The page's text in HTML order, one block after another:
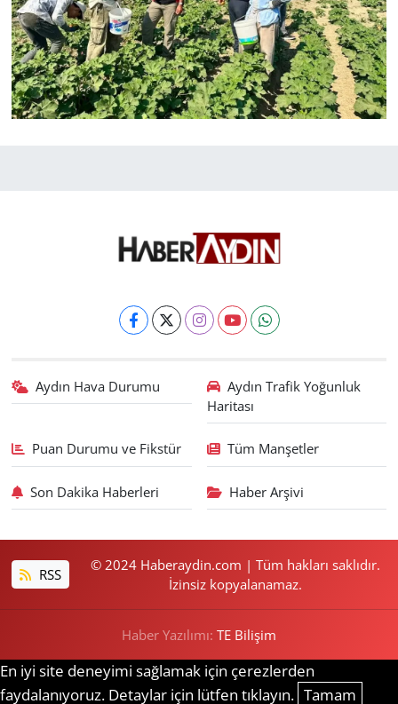
Aydın Hava Durumu
Aydın Trafik Yoğunluk
Haritası
Puan Durumu ve Fikstür Tüm Manşetler
Son Dakika Haberleri Haber Arşivi
RSS
© 2024 Haberaydin.com | Tüm hakları saklıdır.
İzinsiz kopyalanamaz.
Haber Yazılımı: TE Bilişim
En iyi site deneyimi sağlamak için çerezlerden
faydalanıyoruz. Detaylar için lütfen tıklayın. Tamam